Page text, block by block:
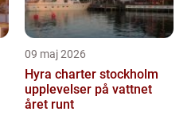
09 maj 2026
Hyra charter stockholm
upplevelser på vattnet
året runt